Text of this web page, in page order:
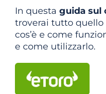
In questa guida sul
troverai tutto quello
cos’è e come
e come utilizzarlo.